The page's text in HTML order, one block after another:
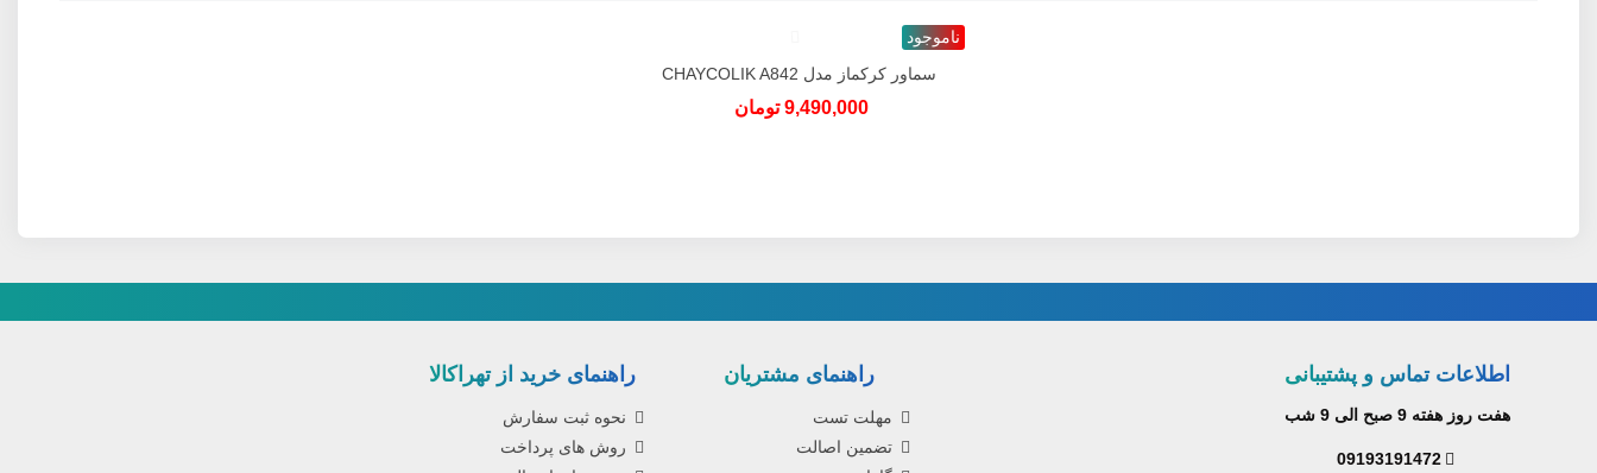
ناموجود
دوست داشتن
سماور کرکماز مدل CHAYCOLIK A842
9,490,000 تومان
اطلاعات تماس و پشتیبانی
هفت روز هفته 9 صبح الی 9 شب
09193191472
راهنمای مشتریان
مهلت تست
تضمین اصالت
راهنمای خرید از تهراکالا
نحوه ثبت سفارش
روش های پرداخت